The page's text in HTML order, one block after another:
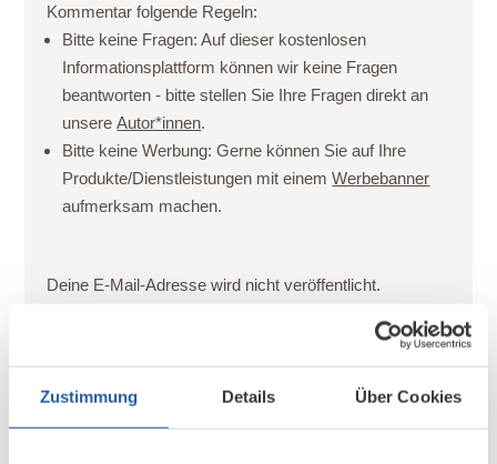
Zustimmung Details Über Cookies
Kommentar folgende Regeln:
Bitte keine Fragen: Auf dieser kostenlosen
Informationsplattform können wir keine Fragen
beantworten - bitte stellen Sie Ihre Fragen direkt an
unsereAutor*innen.
Bitte keine Werbung: Gerne können Sie auf Ihre
Produkte/Dienstleistungen mit einemWerbebanner
aufmerksam machen.
Deine E-Mail-Adresse wird nicht veröffentlicht.
Kommentarregeln